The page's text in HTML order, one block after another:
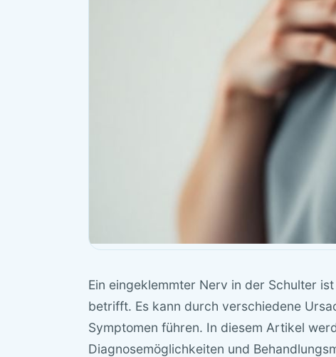
Ein eingeklemmter Nerv in der Schulter
betrifft. Es kann durch verschiedene
Symptomen führen. In diesem Artikel
Diagnosemöglichkeiten und